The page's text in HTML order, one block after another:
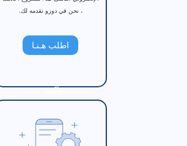
، نحن في دوزو نقدمه لك.
اطلب هـنـا
واكب